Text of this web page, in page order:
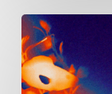
« In
Hot
Water »
: